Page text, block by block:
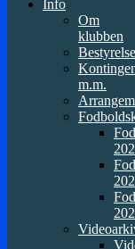
Info
Om
klubben
m.m.